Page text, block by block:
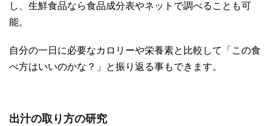
し、生鮮食品なら食品成分表やネットで調べることも可
能。
自分の一日に必要なカロリーや栄養素と比較して「この食
べ方はいいのかな？」と振り返る事もできます。
出汁の取り方の研究